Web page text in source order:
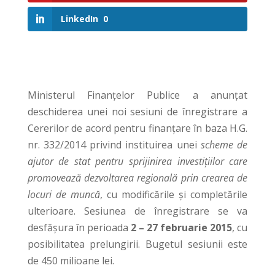
LinkedIn 0
Ministerul Finanţelor Publice a anunţat
deschiderea unei noi sesiuni de înregistrare a
Cererilor de acord pentru finanţare în baza H.G.
nr. 332/2014 privind instituirea unei scheme de
ajutor de stat pentru sprijinirea investițiilor care
promovează dezvoltarea regională prin crearea de
locuri de muncă, cu modificările și completările
ulterioare. Sesiunea de înregistrare se va
desfăşura în perioada 2 – 27 februarie 2015, cu
posibilitatea prelungirii. Bugetul sesiunii este
de 450 milioane lei.